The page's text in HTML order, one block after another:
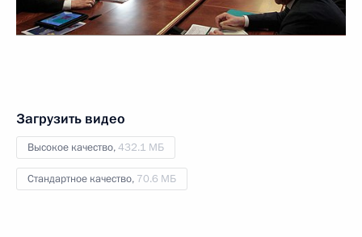
Загрузить видео
Высокое качество,432.1 МБ
Стандартное качество, 70.6 МБ